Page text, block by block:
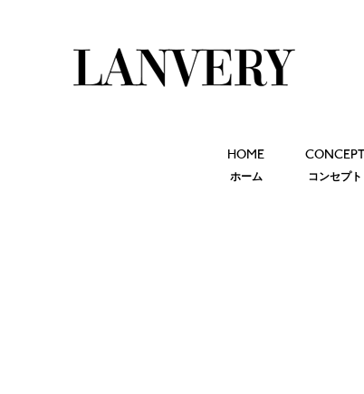
HOME
ホーム
CONCEPT
コンセプト